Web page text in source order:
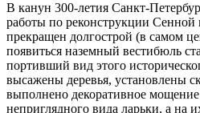
В канун 300-летия Санкт-
работы по реконструкции
прекращен долгострой (в самом
появиться наземный вестибюль
портивший вид этого
высажены деревья, установлены
выполнено декоративное
неприглядного вида ларьки, а на